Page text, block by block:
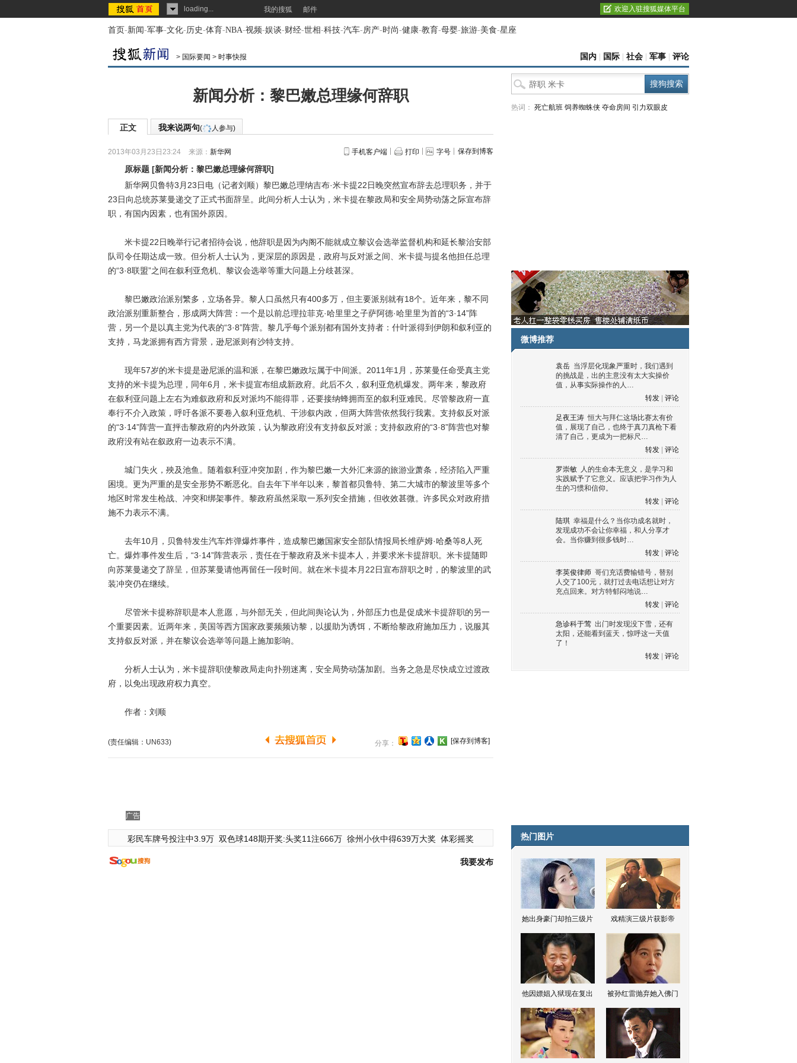
loading... 我的搜狐 邮件 欢迎入驻搜狐媒体平台
首页-新闻-军事-文化-历史-体育-NBA-视频-娱谈-财经-世相-科技-汽车-房产-时尚-健康-教育-母婴-旅游-美食-星座
> 国际要闻 > 时事快报 国内 国际 社会 军事 评论
新闻分析：黎巴嫩总理缘何辞职
正文 我来说两句( 人参与)
2013年03月23日23:24 来源： 新华网 手机客户端 打印 字号 保存到博客
原标题 [新闻分析：黎巴嫩总理缘何辞职]
新华网贝鲁特3月23日电（记者刘顺）黎巴嫩总理纳吉布·米卡提22日晚突然宣布辞去总理职务，并于
23日向总统苏莱曼递交了正式书面辞呈。此间分析人士认为，米卡提在黎政局和安全局势动荡之际宣布辞
职，有国内因素，也有国外原因。
米卡提22日晚举行记者招待会说，他辞职是因为内阁不能就成立黎议会选举监督机构和延长黎治安部
队司令任期达成一致。但分析人士认为，更深层的原因是，政府与反对派之间、米卡提与提名他担任总理
的“3·8联盟”之间在叙利亚危机、黎议会选举等重大问题上分歧甚深。
黎巴嫩政治派别繁多，立场各异。黎人口虽然只有400多万，但主要派别就有18个。近年来，黎不同
政治派别重新整合，形成两大阵营：一个是以前总理拉菲克·哈里里之子萨阿德·哈里里为首的“3·14”阵
营，另一个是以真主党为代表的“3·8”阵营。黎几乎每个派别都有国外支持者：什叶派得到伊朗和叙利亚的
支持，马龙派拥有西方背景，逊尼派则有沙特支持。
现年57岁的米卡提是逊尼派的温和派，在黎巴嫩政坛属于中间派。2011年1月，苏莱曼任命受真主党
支持的米卡提为总理，同年6月，米卡提宣布组成新政府。此后不久，叙利亚危机爆发。两年来，黎政府
在叙利亚问题上左右为难叙政府和反对派均不能得罪，还要接纳蜂拥而至的叙利亚难民。尽管黎政府一直
奉行不介入政策，呼吁各派不要卷入叙利亚危机、干涉叙内政，但两大阵营依然我行我素。支持叙反对派
的“3·14”阵营一直抨击黎政府的内外政策，认为黎政府没有支持叙反对派；支持叙政府的“3·8”阵营也对黎
政府没有站在叙政府一边表示不满。
城门失火，殃及池鱼。随着叙利亚冲突加剧，作为黎巴嫩一大外汇来源的旅游业萧条，经济陷入严重
困境。更为严重的是安全形势不断恶化。自去年下半年以来，黎首都贝鲁特、第二大城市的黎波里等多个
地区时常发生枪战、冲突和绑架事件。黎政府虽然采取一系列安全措施，但收效甚微。许多民众对政府措
施不力表示不满。
去年10月，贝鲁特发生汽车炸弹爆炸事件，造成黎巴嫩国家安全部队情报局长维萨姆·哈桑等8人死
亡。爆炸事件发生后，“3·14”阵营表示，责任在于黎政府及米卡提本人，并要求米卡提辞职。米卡提随即
向苏莱曼递交了辞呈，但苏莱曼请他再留任一段时间。就在米卡提本月22日宣布辞职之时，的黎波里的武
装冲突仍在继续。
尽管米卡提称辞职是本人意愿，与外部无关，但此间舆论认为，外部压力也是促成米卡提辞职的另一
个重要因素。近两年来，美国等西方国家政要频频访黎，以援助为诱饵，不断给黎政府施加压力，说服其
支持叙反对派，并在黎议会选举等问题上施加影响。
分析人士认为，米卡提辞职使黎政局走向扑朔迷离，安全局势动荡加剧。当务之急是尽快成立过渡政
府，以免出现政府权力真空。
作者：刘顺
(责任编辑：UN633) 分享： [保存到博客]
广告
彩民车牌号投注中3.9万 双色球148期开奖:头奖11注666万 徐州小伙中得639万大奖 体彩摇奖
我要发布
热词： 死亡航班 饲养蜘蛛侠 夺命房间 引力双眼皮
微博推荐
袁岳 当浮层化现象严重时，我们遇到
的挑战是，出的主意没有太大实操价
值，从事实际操作的人…
转发
评论
足夜王涛 恒大与拜仁这场比赛太有价
值，展现了自己，也终于真刀真枪下看
清了自己，更成为一把标尺…
转发
评论
罗崇敏 人的生命本无意义，是学习和
实践赋予了它意义。应该把学习作为人
生的习惯和信仰。
转发
评论
陆琪 幸福是什么？当你功成名就时，
发现成功不会让你幸福，和人分享才
会。当你赚到很多钱时…
转发
评论
李英俊律师 哥们充话费输错号，替别
人交了100元，就打过去电话想让对方
充点回来。对方特郁闷地说…
转发
评论
急诊科于莺 出门时发现没下雪，还有
太阳，还能看到蓝天，惊呼这一天值
了！
转发
评论
热门图片
她出身豪门却拍三级片 戏精演三级片获影帝
他因嫖娼入狱现在复出 被孙红雷抛弃她入佛门